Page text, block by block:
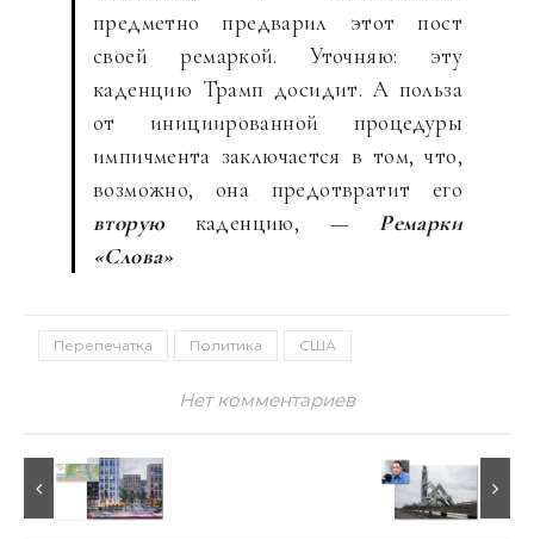
предметно предварил этот пост
своей ремаркой. Уточняю: эту
каденцию Трамп досидит. А польза
от инициированной процедуры
импичмента заключается в том, что,
возможно, она предотвратит его
вторую каденцию, — Ремарки
«Слова»
Перепечатка Политика США
Нет комментариев